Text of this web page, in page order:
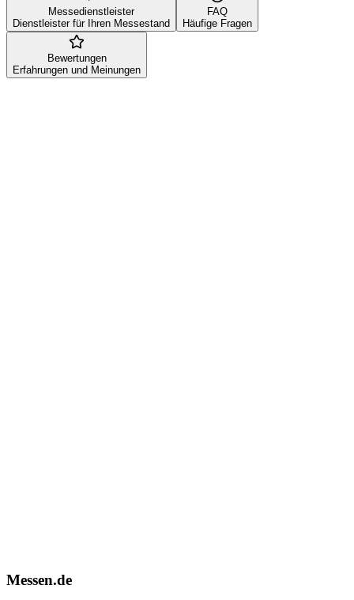
Messedienstleister
Dienstleister für Ihren Messestand
FAQ
Häufige Fragen
Bewertungen
Erfahrungen und Meinungen
Messen.de